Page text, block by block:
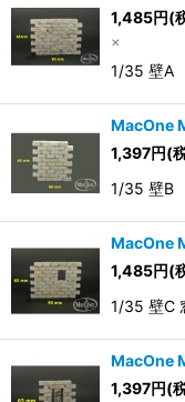
1,485円(
×
1/35 壁A
MacOne
1,397円(
1/35 壁B
MacOne
1,485円(
1/35 壁C
MacOne
1,397円(